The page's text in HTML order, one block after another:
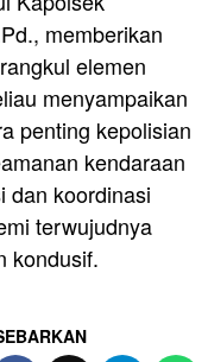
memberikan
elemen
menyampaikan
penting kepolisian
kendaraan
dan koordinasi
terwujudnya
kondusif.